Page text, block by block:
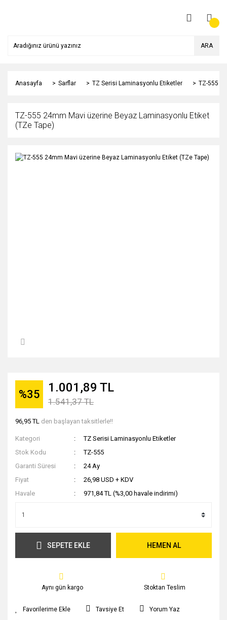
ARA
Anasayfa Sarflar TZ Serisi Laminasyonlu Etiketler TZ-555
TZ-555 24mm Mavi üzerine Beyaz Laminasyonlu Etiket
(TZe Tape)
%35 1.001,89 TL
1.541,37 TL
96,95 TL den başlayan taksitlerle!!
Kategori
TZ Serisi Laminasyonlu Etiketler
Stok Kodu
TZ-555
Garanti Süresi
24 Ay
Fiyat
26,98 USD + KDV
Havale
971,84 TL (%3,00 havale indirimi)
SEPETE EKLE HEMEN AL
Aynı gün kargo Stoktan Teslim
Tavsiye Et Yorum Yaz